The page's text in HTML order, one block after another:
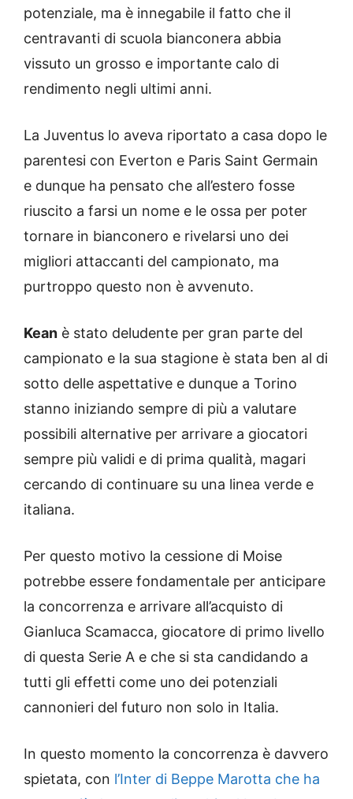
potenziale, ma è innegabile il fatto che il
centravanti di scuola bianconera abbia
vissuto un grosso e importante calo di
rendimento negli ultimi anni.
La Juventus lo aveva riportato a casa dopo le
parentesi con Everton e Paris Saint Germain
e dunque ha pensato che all’estero fosse
riuscito a farsi un nome e le ossa per poter
tornare in bianconero e rivelarsi uno dei
migliori attaccanti del campionato, ma
purtroppo questo non è avvenuto.
Kean è stato deludente per gran parte del
campionato e la sua stagione è stata ben al di
sotto delle aspettative e dunque a Torino
stanno iniziando sempre di più a valutare
possibili alternative per arrivare a giocatori
sempre più validi e di prima qualità, magari
cercando di continuare su una linea verde e
italiana.
Per questo motivo la cessione di Moise
potrebbe essere fondamentale per anticipare
la concorrenza e arrivare all’acquisto di
Gianluca Scamacca, giocatore di primo livello
di questa Serie A e che si sta candidando a
tutti gli effetti come uno dei potenziali
cannonieri del futuro non solo in Italia.
In questo momento la concorrenza è davvero
spietata, con l’Inter di Beppe Marotta che ha